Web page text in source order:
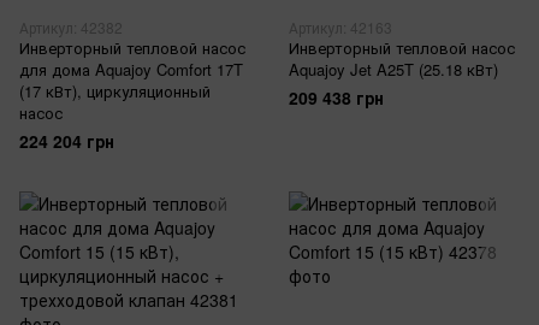
Артикул: 42382
Инверторный тепловой насос
для дома Aquajoy Comfort 17T
(17 кВт), циркуляционный
насос
224 204 грн
Артикул: 42163
Инверторный тепловой насос
Aquajoy Jet A25T (25.18 кВт)
209 438 грн